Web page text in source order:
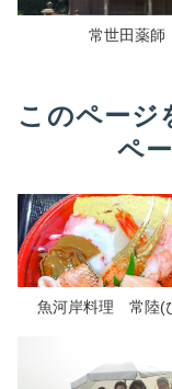
常世田薬師
このページ
ペ
魚河岸料理 常陸(